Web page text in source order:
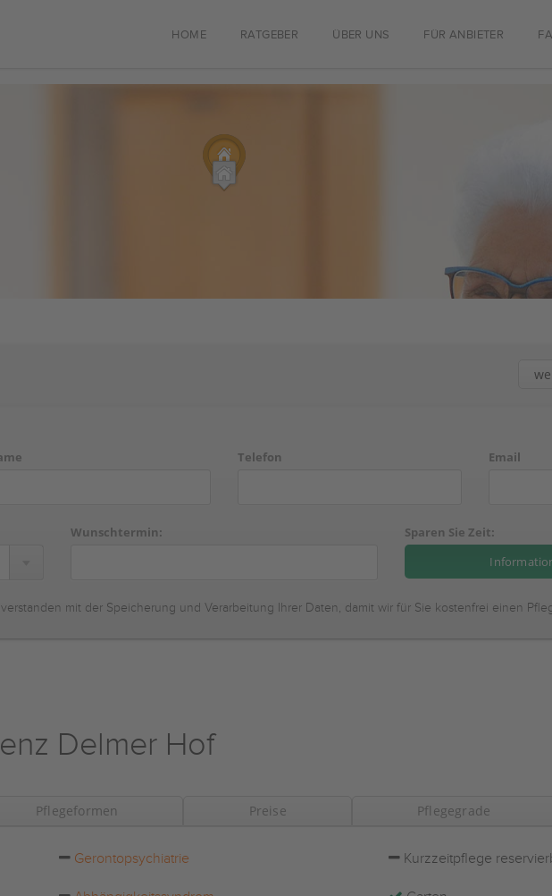
HOME RATGEBER ÜBER UNS FÜR ANBIETER
Telefon Email
Wunschtermin: Sparen Sie Zeit:
mit der Speicherung und Verarbeitung Ihrer Daten, damit wir für Sie kostenfrei einen
Delmer Hof
Pflegeformen Preise Pflegegrade
Gerontopsychiatrie Kurzzeitpflege